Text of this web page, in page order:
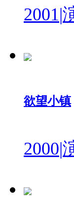
2001|
欲望小镇
2000|